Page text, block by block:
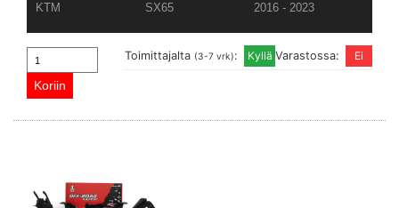
KTM
SX65 2016 - 2023
Varastossa:
Toimittajalta (3-7 vrk):